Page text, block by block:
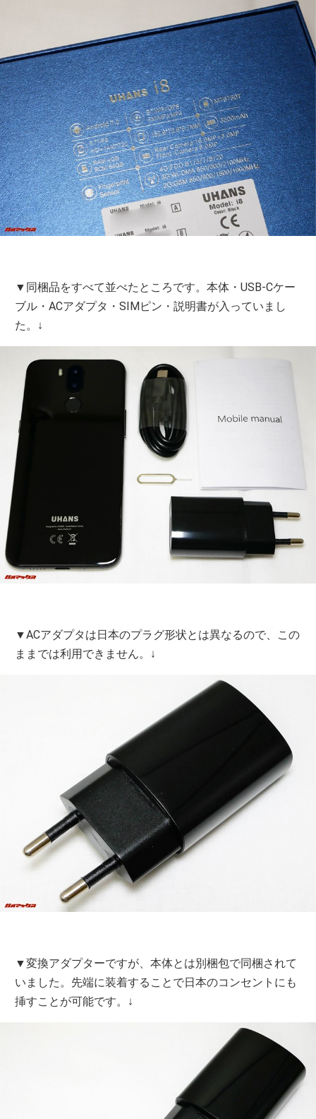
▼同梱品をすべて並べたところです。本体・USB-Cケー
ブル・ACアダプタ・SIMピン・説明書が入っていまし
た。↓
▼ACアダプタは日本のプラグ形状とは異なるので、この
ままでは利用できません。↓
▼変換アダプターですが、本体とは別梱包で同梱されて
いました。先端に装着することで日本のコンセントにも
挿すことが可能です。↓